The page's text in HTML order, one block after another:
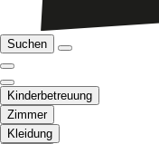
Suchen
Kinderbetreuung
Zimmer
Kleidung